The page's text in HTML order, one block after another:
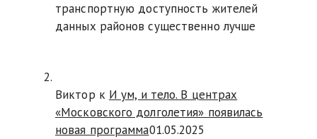
транспортную доступность жителей
данных районов существенно лучше
Виктор к И ум, и тело. В центрах
«Московского долголетия» появилась
новая программа01.05.2025